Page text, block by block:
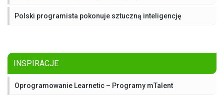
Polski programista pokonuje sztuczną inteligencję
INSPIRACJE
Oprogramowanie Learnetic – Programy mTalent